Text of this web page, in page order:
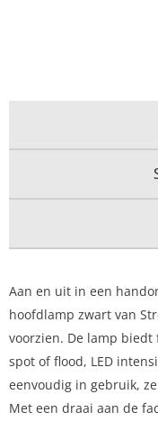
Aan en uit in een
hoofdlamp zwart van
voorzien. De lamp
spot of flood, LED
eenvoudig in gebruik,
Met een draai aan de